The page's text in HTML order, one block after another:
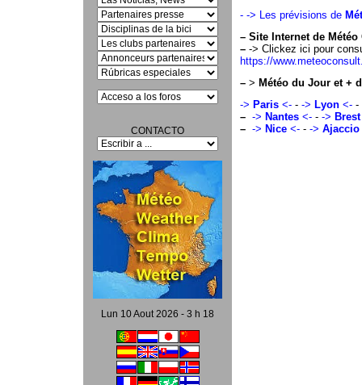
CONTACTO
Lun 10 Aout 2026 - 3 h 18
- -> Les prévisions de
– Site Internet de
– -> Clickez ici pour
https://
– > Météo du Jour et +
-> Paris <- - -> Lyon <- -
– -> Nantes <- - -> Brest
– -> Nice <- - -> Ajaccio